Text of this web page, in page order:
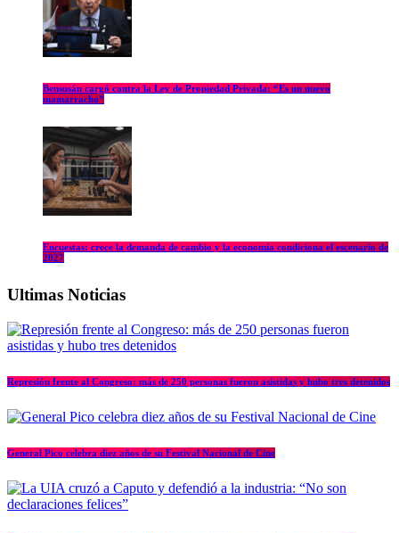
Bensusán cargó contra la Ley de Propiedad Privada: “Es un nuevo
mamarracho”
Encuestas: crece la demanda de cambio y la economía condiciona el escenario de
2027
Ultimas Noticias
Represión frente al Congreso: más de 250 personas fueron asistidas y hubo tres detenidos
General Pico celebra diez años de su Festival Nacional de Cine